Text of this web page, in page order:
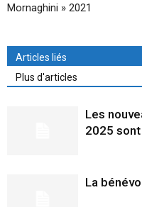
Mornaghini » 2021
Articles liés
Plus d'articles
Les
2025
La